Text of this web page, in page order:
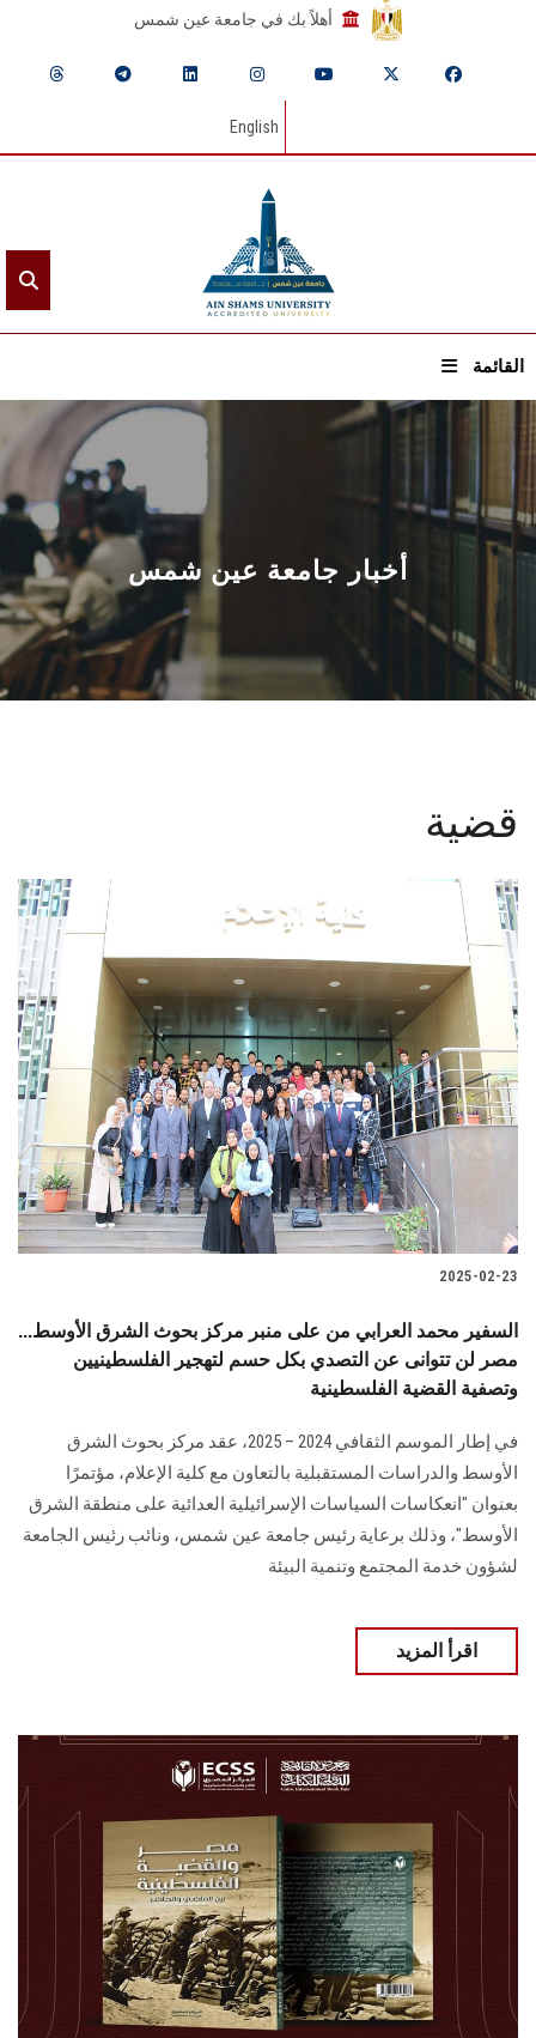
أهلاً بك في جامعة عين شمس
English
القائمة
الرئيسيـة
عن الجامعة
القطاعـات
الشئون الأكاديمية
البحث العلمي
الأنظمة الذكية
الإعلام
تواصل معنا
الطلاب
هيئة التدريس
الدراسات العليا
الموظفون
سجل الان
أخبار جامعة عين شمس
قضية
2025-02-23
السفير محمد العرابي من على منبر مركز بحوث الشرق الأوسط...
مصر لن تتوانى عن التصدي بكل حسم لتهجير الفلسطينيين
وتصفية القضية الفلسطينية
في إطار الموسم الثقافي 2024 – 2025، عقد مركز بحوث الشرق
الأوسط والدراسات المستقبلية بالتعاون مع كلية الإعلام، مؤتمرًا
بعنوان "انعكاسات السياسات الإسرائيلية العدائية على منطقة الشرق
الأوسط"، وذلك برعاية رئيس جامعة عين شمس، ونائب رئيس الجامعة
لشؤون خدمة المجتمع وتنمية البيئة
اقرأ المزيد